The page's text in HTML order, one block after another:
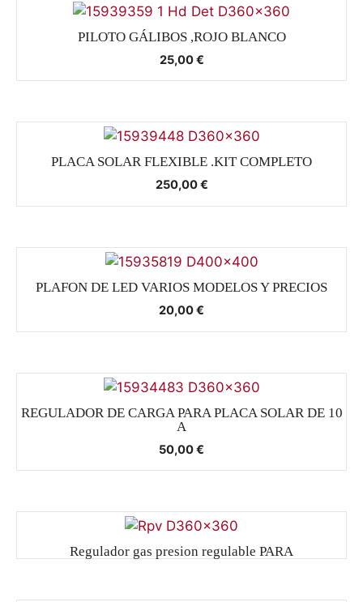
PILOTO GÁLIBOS ,ROJO BLANCO
25,00€
PLACA SOLAR FLEXIBLE .KIT COMPLETO
250,00€
PLAFON DE LED VARIOS MODELOS Y PRECIOS
20,00€
REGULADOR DE CARGA PARA PLACA SOLAR DE 10
A
50,00€
Regulador gas presion regulable PARA